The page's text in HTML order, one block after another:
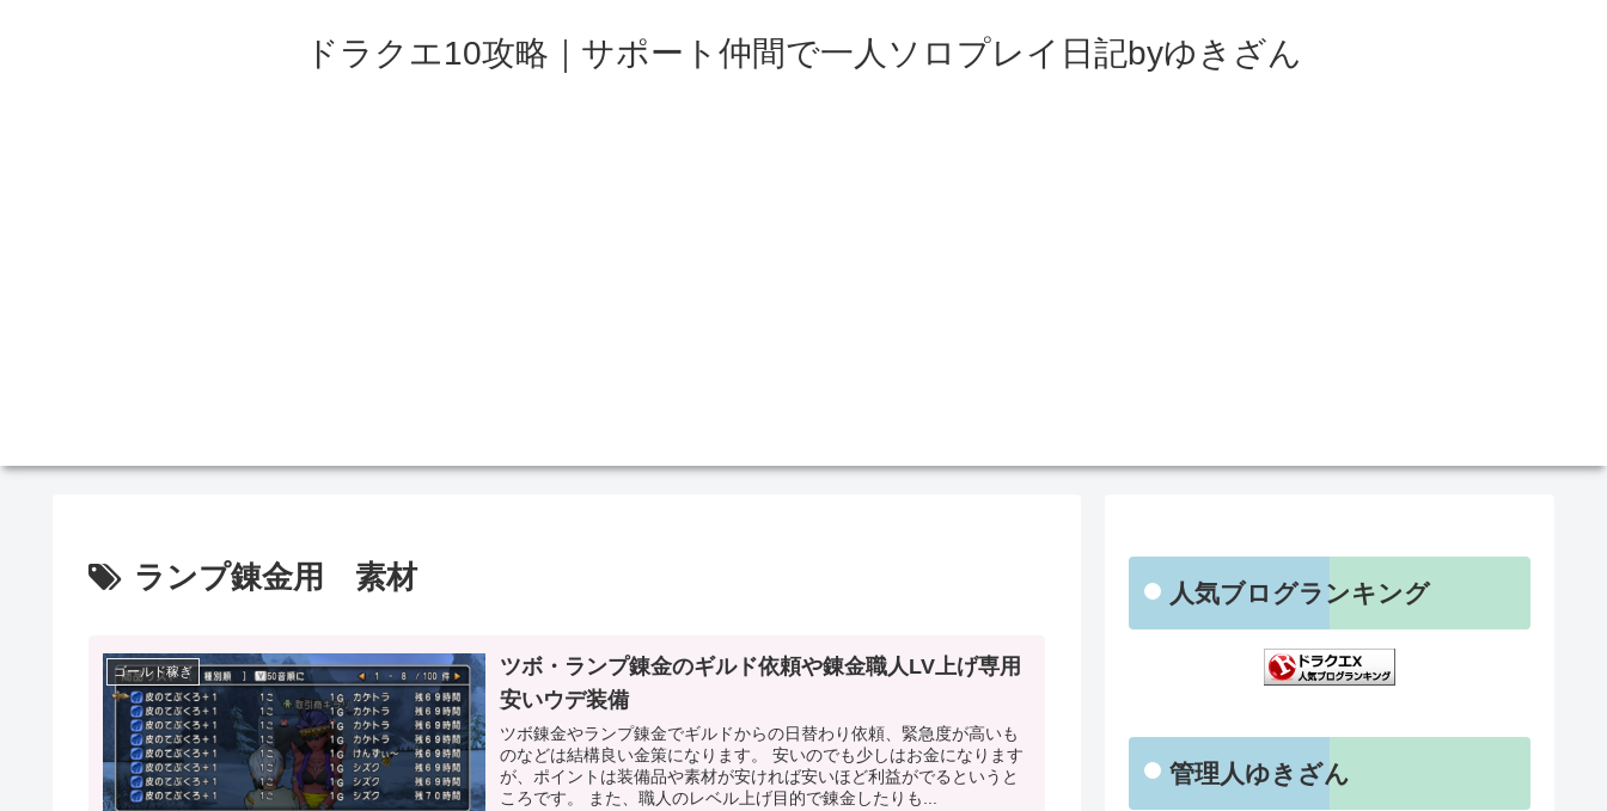
ドラクエ10攻略｜サポート仲間で一人ソロプレイ日記byゆきざん
ランプ錬金用 素材
ゴールド稼ぎ
ツボ・ランプ錬金のギルド依頼や錬金職人LV上げ専用
安いウデ装備
ツボ錬金やランプ錬金でギルドからの日替わり依頼、緊急度が高いも
のなどは結構良い金策になります。 安いのでも少しはお金になります
が、ポイントは装備品や素材が安ければ安いほど利益がでるというと
ころです。 また、職人のレベル上げ目的で錬金したりも...
人気ブログランキング
管理人ゆきざん